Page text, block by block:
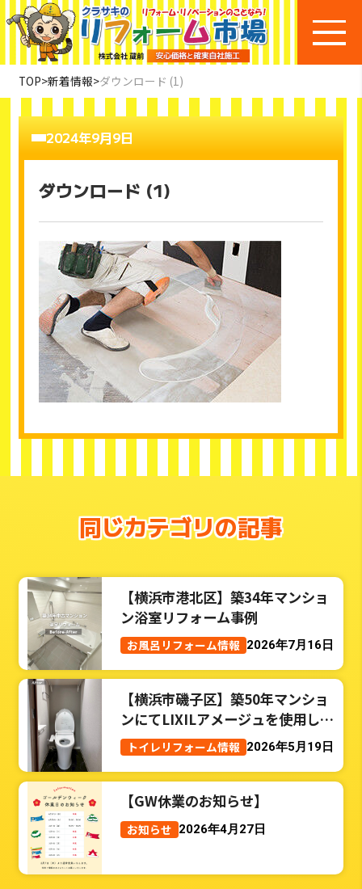
TOP>新着情報>ダウンロード (1)
2024年9月9日
ダウンロード (1)
同じカテゴリの記事
【横浜市港北区】築34年マンショ
ン浴室リフォーム事例
お風呂リフォーム情報 2026年7月16日
【横浜市磯子区】築50年マンショ
ンにてLIXILアメージュを使用した
トイレリフォーム事例
トイレリフォーム情報 2026年5月19日
【GW休業のお知らせ】
お知らせ 2026年4月27日